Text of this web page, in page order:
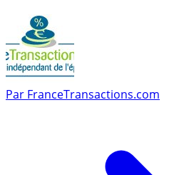
Par FranceTransactions.com